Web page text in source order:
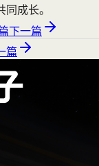
成长。
下一篇
篇